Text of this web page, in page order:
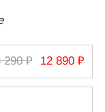
290 ₽ 12 890 ₽